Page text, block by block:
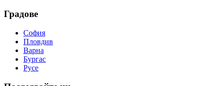
Градове
София
Пловдив
Варна
Бургас
Русе